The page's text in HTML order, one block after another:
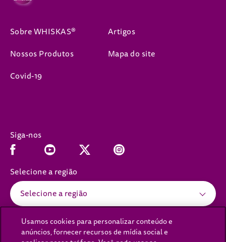
Sobre WHISKAS®
Artigos
Nossos Produtos
Mapa do site
Covid-19
Siga-nos
Facebook (opens in new window)
Youtube (opens in new window)
x (opens in new window)Instagram (opens in new window)
Política de Privacidade(opens in new window)
Política de cookies(opens in new window)
Selecione a região
Selecione a região
Usamos cookies para personalizar conteúdo e
anúncios, fornecer recursos de mídia social e